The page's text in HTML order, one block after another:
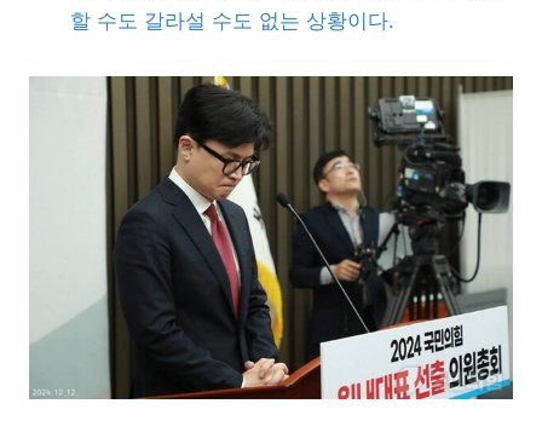
할 수도 갈라설 수도 없는 상황이다.